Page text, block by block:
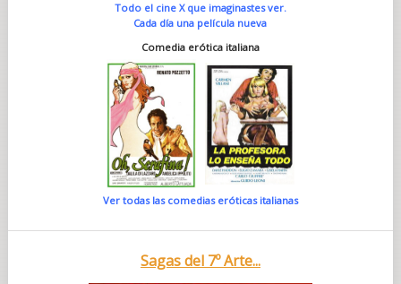
Todo el cine X que imaginastes ver.
Cada día una película nueva
Comedia erótica italiana
Ver todas las comedias eróticas italianas
Sagas del 7º Arte...